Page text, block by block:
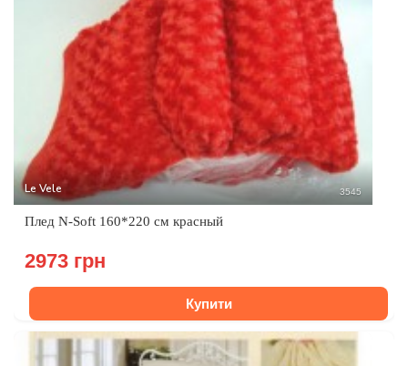
Le Vele 3545
Плед N-Soft 160*220 см красный
2973 грн
Купити